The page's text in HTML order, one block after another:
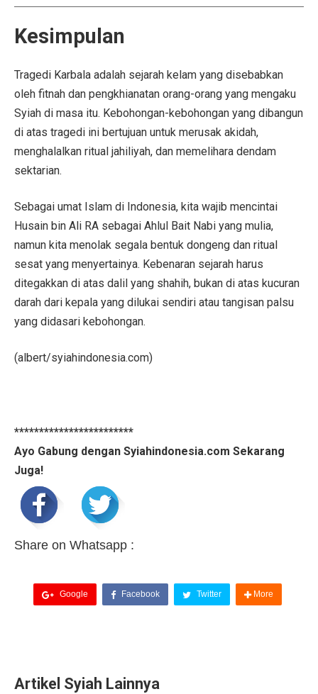
Kesimpulan
Tragedi Karbala adalah sejarah kelam yang disebabkan
oleh fitnah dan pengkhianatan orang-orang yang mengaku
Syiah di masa itu. Kebohongan-kebohongan yang dibangun
di atas tragedi ini bertujuan untuk merusak akidah,
menghalalkan ritual jahiliyah, dan memelihara dendam
sektarian.
Sebagai umat Islam di Indonesia, kita wajib mencintai
Husain bin Ali RA sebagai Ahlul Bait Nabi yang mulia,
namun kita menolak segala bentuk dongeng dan ritual
sesat yang menyertainya. Kebenaran sejarah harus
ditegakkan di atas dalil yang shahih, bukan di atas kucuran
darah dari kepala yang dilukai sendiri atau tangisan palsu
yang didasari kebohongan.
(albert/syiahindonesia.com)
************************
Ayo Gabung dengan Syiahindonesia.com Sekarang
Juga!
Share on Whatsapp :
Google Facebook Twitter More
Artikel Syiah Lainnya